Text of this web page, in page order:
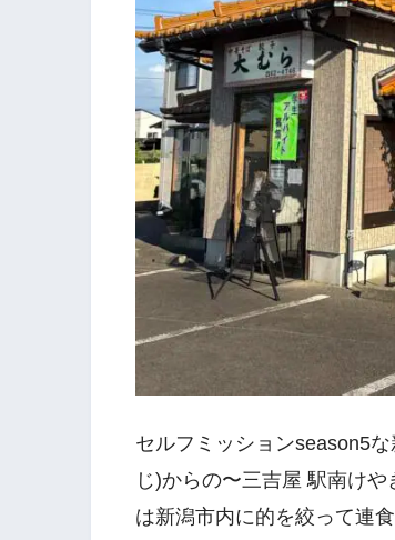
セルフミッションseason5
じ)からの〜三吉屋 駅南け
は新潟市内に的を絞って連